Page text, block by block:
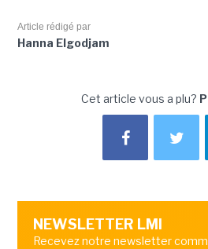
Article rédigé par
Hanna Elgodjam
Cet article vous a plu?
NEWSLETTER LMI
Recevez notre newsletter